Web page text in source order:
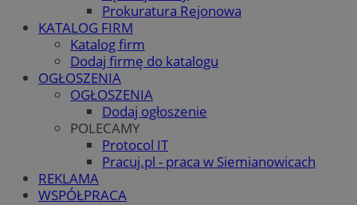
Prokuratura Rejonowa
KATALOG FIRM
Katalog firm
Dodaj firmę do katalogu
OGŁOSZENIA
OGŁOSZENIA
Dodaj ogłoszenie
POLECAMY
Protocol IT
Pracuj.pl - praca w Siemianowicach
REKLAMA
WSPÓŁPRACA